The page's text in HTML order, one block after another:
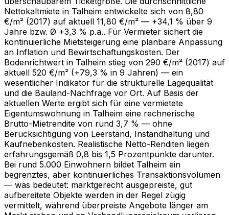
Nettokaltmiete in Talheim entwickelte sich von 8,80
€/m² (2017) auf aktuell 11,80 €/m² — +34,1 % über 9
Jahre bzw. Ø +3,3 % p.a.. Für Vermieter sichert die
kontinuierliche Mietsteigerung eine planbare Anpassung
an Inflation und Bewirtschaftungskosten. Der
Bodenrichtwert in Talheim stieg von 290 €/m² (2017) auf
aktuell 520 €/m² (+79,3 % in 9 Jahren) — ein
wesentlicher Indikator für die strukturelle Lagequalität
und die Bauland-Nachfrage vor Ort. Auf Basis der
aktuellen Werte ergibt sich für eine vermietete
Eigentumswohnung in Talheim eine rechnerische
Brutto-Mietrendite von rund 3,7 % — ohne
Berücksichtigung von Leerstand, Instandhaltung und
Kaufnebenkosten. Realistische Netto-Renditen liegen
erfahrungsgemäß 0,8 bis 1,5 Prozentpunkte darunter.
Bei rund 5.000 Einwohnern bildet Talheim ein
begrenztes, aber kontinuierliches Transaktionsvolumen
— was bedeutet: marktgerecht ausgepreiste, gut
aufbereitete Objekte werden in der Regel zügig
vermittelt, während überpreiste Angebote länger am